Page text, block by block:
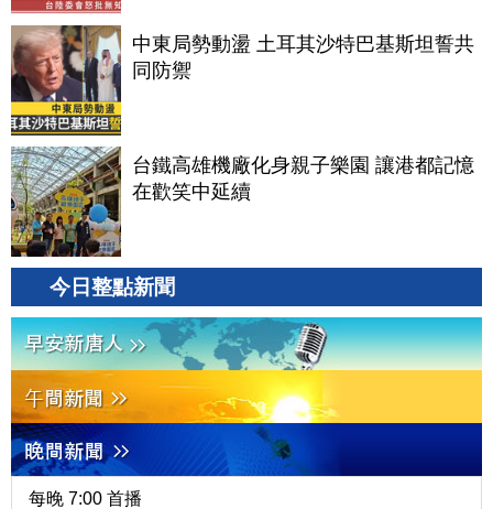
中東局勢動盪 土耳其沙特巴基斯坦誓共
同防禦
台鐵高雄機廠化身親子樂園 讓港都記憶
在歡笑中延續
今日整點新聞
每晚 7:00 首播